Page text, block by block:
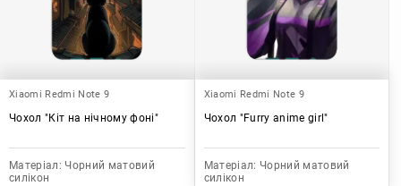
Xiaomi Redmi Note 9
Чохол "Кіт на нічному фоні"
Матеріал: Чорний матовий
силікон
Xiaomi Redmi Note 9
Чохол "Furry anime girl"
Матеріал: Чорний матовий
силікон